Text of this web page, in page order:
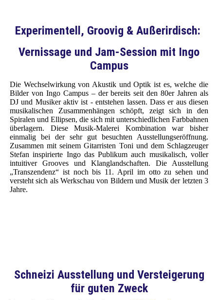
Experimentell, Groovig & Außerirdisch:
Vernissage und Jam-Session mit Ingo
Campus
Die Wechselwirkung von Akustik und Optik ist es, welche die
Bilder von Ingo Campus – der bereits seit den 80er Jahren als
DJ und Musiker aktiv ist - entstehen lassen. Dass er aus diesen
musikalischen Zusammenhängen schöpft, zeigt sich in den
Spiralen und Ellipsen, die sich mit unterschiedlichen Farbbahnen
überlagern. Diese Musik-Malerei Kombination war bisher
einmalig bei der sehr gut besuchten Ausstellungseröffnung.
Zusammen mit seinem Gitarristen Toni und dem Schlagzeuger
Stefan inspirierte Ingo das Publikum auch musikalisch, voller
intuitiver Grooves und Klanglandschaften. Die Ausstellung
„Transzendenz“ ist noch bis 11. April im otto zu sehen und
versteht sich als Werkschau von Bildern und Musik der letzten 3
Jahre.
Schneizi Ausstellung und Versteigerung
für guten Zweck